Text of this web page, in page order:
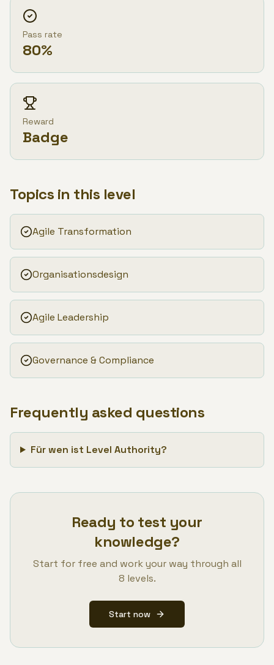
Pass rate
80%
Reward
Badge
Topics in this level
Agile Transformation
Organisationsdesign
Agile Leadership
Governance & Compliance
Frequently asked questions
Für wen ist Level Authority?
Ready to test your
knowledge?
Start for free and work your way through all
8 levels.
Start now